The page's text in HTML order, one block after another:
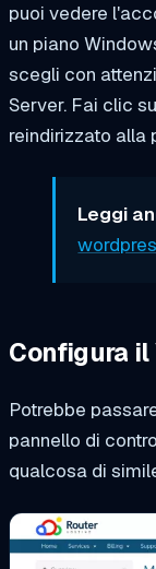
puoi vedere
un piano
scegli con
Server. Fai clic
reindirizzato alla
Leggi
Configura il
Potrebbe
pannello di
qualcosa di